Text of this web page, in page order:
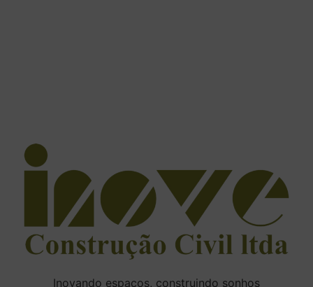
Inovando espaços, construindo sonhos